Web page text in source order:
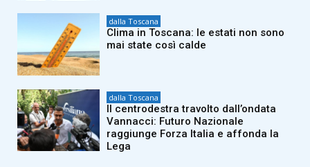
dalla Toscana
Clima in Toscana: le estati non sono
mai state così calde
dalla Toscana
Il centrodestra travolto dall’ondata
Vannacci: Futuro Nazionale
raggiunge Forza Italia e affonda la
Lega